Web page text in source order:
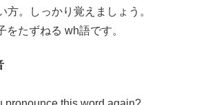
。しっかり覚えましょう。
をたずねる wh語です。